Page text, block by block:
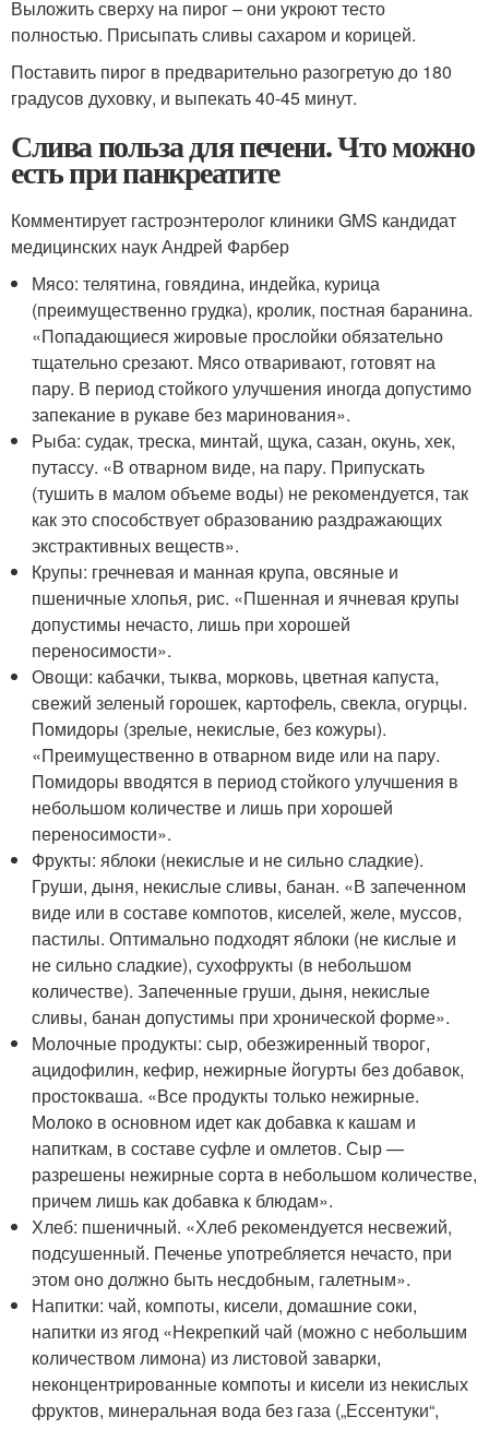
Выложить сверху на пирог – они укроют тесто
полностью. Присыпать сливы сахаром и корицей.
Поставить пирог в предварительно разогретую до 180
градусов духовку, и выпекать 40-45 минут.
Слива польза для печени. Что можно
есть при панкреатите
Комментирует гастроэнтеролог клиники GMS кандидат
медицинских наук Андрей Фарбер
Мясо: телятина, говядина, индейка, курица
(преимущественно грудка), кролик, постная баранина.
«Попадающиеся жировые прослойки обязательно
тщательно срезают. Мясо отваривают, готовят на
пару. В период стойкого улучшения иногда допустимо
запекание в рукаве без маринования».
Рыба: судак, треска, минтай, щука, сазан, окунь, хек,
путассу. «В отварном виде, на пару. Припускать
(тушить в малом объеме воды) не рекомендуется, так
как это способствует образованию раздражающих
экстрактивных веществ».
Крупы: гречневая и манная крупа, овсяные и
пшеничные хлопья, рис. «Пшенная и ячневая крупы
допустимы нечасто, лишь при хорошей
переносимости».
Овощи: кабачки, тыква, морковь, цветная капуста,
свежий зеленый горошек, картофель, свекла, огурцы.
Помидоры (зрелые, некислые, без кожуры).
«Преимущественно в отварном виде или на пару.
Помидоры вводятся в период стойкого улучшения в
небольшом количестве и лишь при хорошей
переносимости».
Фрукты: яблоки (некислые и не сильно сладкие).
Груши, дыня, некислые сливы, банан. «В запеченном
виде или в составе компотов, киселей, желе, муссов,
пастилы. Оптимально подходят яблоки (не кислые и
не сильно сладкие), сухофрукты (в небольшом
количестве). Запеченные груши, дыня, некислые
сливы, банан допустимы при хронической форме».
Молочные продукты: сыр, обезжиренный творог,
ацидофилин, кефир, нежирные йогурты без добавок,
простокваша. «Все продукты только нежирные.
Молоко в основном идет как добавка к кашам и
напиткам, в составе суфле и омлетов. Сыр —
разрешены нежирные сорта в небольшом количестве,
причем лишь как добавка к блюдам».
Хлеб: пшеничный. «Хлеб рекомендуется несвежий,
подсушенный. Печенье употребляется нечасто, при
этом оно должно быть несдобным, галетным».
Напитки: чай, компоты, кисели, домашние соки,
напитки из ягод «Некрепкий чай (можно с небольшим
количеством лимона) из листовой заварки,
неконцентрированные компоты и кисели из некислых
фруктов, минеральная вода без газа („Ессентуки“,